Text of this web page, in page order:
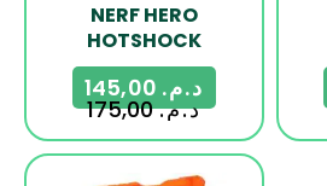
NERF HERO
HOTSHOCK
د.م.175,00
د.م.